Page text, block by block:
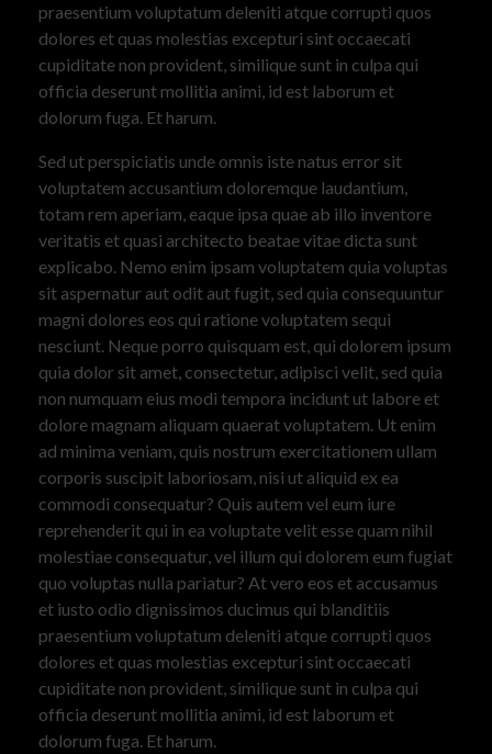
praesentium voluptatum deleniti atque corrupti quos
dolores et quas molestias excepturi sint occaecati
cupiditate non provident, similique sunt in culpa qui
officia deserunt mollitia animi, id est laborum et
dolorum fuga. Et harum.
Sed ut perspiciatis unde omnis iste natus error sit
voluptatem accusantium doloremque laudantium,
totam rem aperiam, eaque ipsa quae ab illo inventore
veritatis et quasi architecto beatae vitae dicta sunt
explicabo. Nemo enim ipsam voluptatem quia voluptas
sit aspernatur aut odit aut fugit, sed quia consequuntur
magni dolores eos qui ratione voluptatem sequi
nesciunt. Neque porro quisquam est, qui dolorem ipsum
quia dolor sit amet, consectetur, adipisci velit, sed quia
non numquam eius modi tempora incidunt ut labore et
dolore magnam aliquam quaerat voluptatem. Ut enim
ad minima veniam, quis nostrum exercitationem ullam
corporis suscipit laboriosam, nisi ut aliquid ex ea
commodi consequatur? Quis autem vel eum iure
reprehenderit qui in ea voluptate velit esse quam nihil
molestiae consequatur, vel illum qui dolorem eum fugiat
quo voluptas nulla pariatur? At vero eos et accusamus
et iusto odio dignissimos ducimus qui blanditiis
praesentium voluptatum deleniti atque corrupti quos
dolores et quas molestias excepturi sint occaecati
cupiditate non provident, similique sunt in culpa qui
officia deserunt mollitia animi, id est laborum et
dolorum fuga. Et harum.